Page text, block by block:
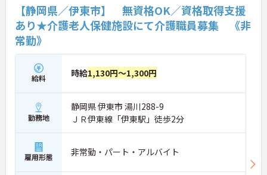
【静岡県／伊東市】 無資格OK／資格取得支援
あり★介護老人保健施設にて介護職員募集 《非
常勤》
給料 時給1,130円～1,300円
勤務地
静岡県 伊東市 湯川288-9
ＪＲ伊東線「伊東駅」徒歩2分
雇用形態 非常勤・パート・アルバイト